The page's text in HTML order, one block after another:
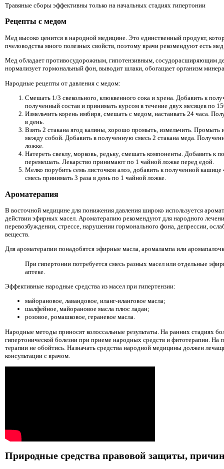
Травяные сборы эффективны только на начальных стадиях гипертонии
Рецепты с медом
Мед высоко ценится в народной медицине. Это единственный продукт,
пчеловодства много полезных свойств, поэтому врачи рекомендуют есть
Мед обладает противосудорожным, гипотензивным, сосудорасширяющим
нормализует гормональный фон, выводит шлаки, обогащает организм
Народные рецепты от давления с медом:
Смешать 1/3 свекольного, клюквенного сока и хрена. Добавить к
полученный состав и принимать курсом в течение двух месяцев по
Измельчить корень имбиря, смешать с медом, настаивать 24 часа.
в день.
Взять 2 стакана ягод калины, хорошо промыть, измельчить.
между собой. Добавить в полученную смесь 2 стакана меда.
ложке.
Натереть свеклу, морковь, редьку, смешать компоненты. Добавить к
перемешать. Лекарство принимают по 1 чайной ложке перед едой.
Мелко порубить семь листочков алоэ, добавить к полученной
смесь принимать 3 раза в день по 1 чайной ложке.
Ароматерапия
В восточной медицине для понижения давления широко используется
действии эфирных масел. Ароматерапию рекомендуют для народного
перевозбуждении, стрессе, нарушении гормонального фона, депрессии,
веществ.
Для ароматерапии понадобятся эфирные масла, аромалампа или
При гипертонии потребуется смесь разных масел или отдельные
аптеке.
Эффективные народные средства из масел при гипертензии:
майорановое, лавандовое, иланг-иланговое масла;
шалфейное, майорановое масла плюс ладан;
розовое, ромашковое, гераневое масла.
Народные методы приносят колоссальные результаты. На ранних стадиях
гипертонической болезни при приеме народных средств и фитотерапии. На
терапии не обойтись. Назначать средства народной медицины должен
консультации с врачом.
Природные средства правовой защиты,